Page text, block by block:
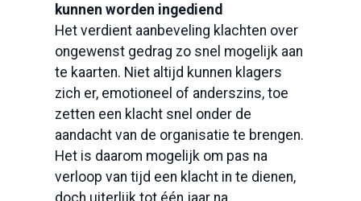
kunnen worden ingediend
Het verdient aanbeveling klachten over
ongewenst gedrag zo snel mogelijk aan
te kaarten. Niet altijd kunnen klagers
zich er, emotioneel of anderszins, toe
zetten een klacht snel onder de
aandacht van de organisatie te brengen.
Het is daarom mogelijk om pas na
verloop van tijd een klacht in te dienen,